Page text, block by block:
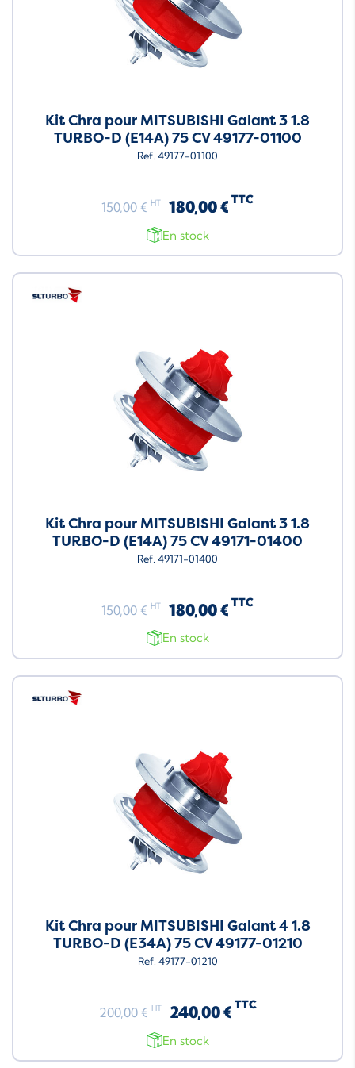
Kit Chra pour MITSUBISHI Galant 3 1.8
TURBO-D (E14A) 75 CV 49177-01100
Ref. 49177-01100
150,00 € HT 180,00 € TTC
En stock
Kit Chra pour MITSUBISHI Galant 3 1.8
TURBO-D (E14A) 75 CV 49171-01400
Ref. 49171-01400
150,00 € HT 180,00 € TTC
En stock
Kit Chra pour MITSUBISHI Galant 4 1.8
TURBO-D (E34A) 75 CV 49177-01210
Ref. 49177-01210
200,00 € HT 240,00 € TTC
En stock